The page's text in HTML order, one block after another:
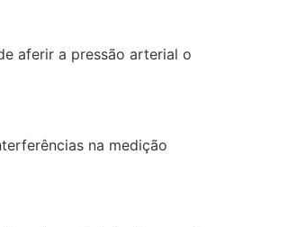
aferir a pressão arterial o
na medição